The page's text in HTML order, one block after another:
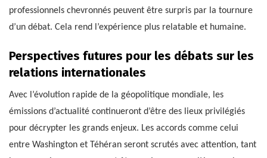
professionnels chevronnés peuvent être surpris par la tournure
d’un débat. Cela rend l’expérience plus relatable et humaine.
Perspectives futures pour les débats sur les
relations internationales
Avec l’évolution rapide de la géopolitique mondiale, les
émissions d’actualité continueront d’être des lieux privilégiés
pour décrypter les grands enjeux. Les accords comme celui
entre Washington et Téhéran seront scrutés avec attention, tant